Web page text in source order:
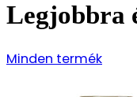
Legjobbra
Minden termék